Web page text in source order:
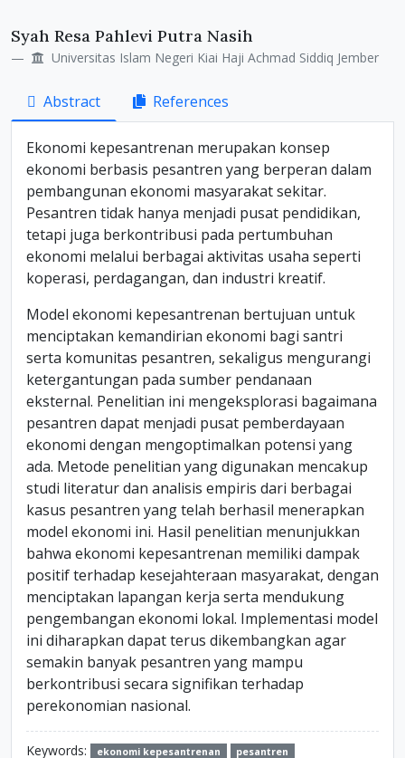
Syah Resa Pahlevi Putra Nasih
Universitas Islam Negeri Kiai Haji Achmad Siddiq Jember
Abstract References
Ekonomi kepesantrenan merupakan konsep
ekonomi berbasis pesantren yang berperan dalam
pembangunan ekonomi masyarakat sekitar.
Pesantren tidak hanya menjadi pusat pendidikan,
tetapi juga berkontribusi pada pertumbuhan
ekonomi melalui berbagai aktivitas usaha seperti
koperasi, perdagangan, dan industri kreatif.
Model ekonomi kepesantrenan bertujuan untuk
menciptakan kemandirian ekonomi bagi santri
serta komunitas pesantren, sekaligus mengurangi
ketergantungan pada sumber pendanaan
eksternal. Penelitian ini mengeksplorasi bagaimana
pesantren dapat menjadi pusat pemberdayaan
ekonomi dengan mengoptimalkan potensi yang
ada. Metode penelitian yang digunakan mencakup
studi literatur dan analisis empiris dari berbagai
kasus pesantren yang telah berhasil menerapkan
model ekonomi ini. Hasil penelitian menunjukkan
bahwa ekonomi kepesantrenan memiliki dampak
positif terhadap kesejahteraan masyarakat, dengan
menciptakan lapangan kerja serta mendukung
pengembangan ekonomi lokal. Implementasi model
ini diharapkan dapat terus dikembangkan agar
semakin banyak pesantren yang mampu
berkontribusi secara signifikan terhadap
perekonomian nasional.
Keywords: ekonomi kepesantrenan
pesantren